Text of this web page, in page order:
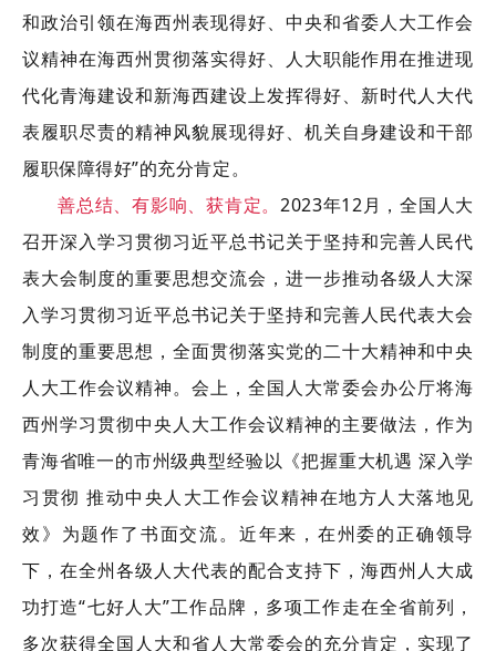
和政治引领在海西州表现得好、中央和省委人大工作会
议精神在海西州贯彻落实得好、人大职能作用在推进现
代化青海建设和新海西建设上发挥得好、新时代人大代
表履职尽责的精神风貌展现得好、机关自身建设和干部
履职保障得好”的充分肯定。
善总结、有影响、获肯定。2023年12月，全国人大
召开深入学习贯彻习近平总书记关于坚持和完善人民代
表大会制度的重要思想交流会，进一步推动各级人大深
入学习贯彻习近平总书记关于坚持和完善人民代表大会
制度的重要思想，全面贯彻落实党的二十大精神和中央
人大工作会议精神。会上，全国人大常委会办公厅将海
西州学习贯彻中央人大工作会议精神的主要做法，作为
青海省唯一的市州级典型经验以《把握重大机遇 深入学
习贯彻 推动中央人大工作会议精神在地方人大落地见
效》为题作了书面交流。近年来，在州委的正确领导
下，在全州各级人大代表的配合支持下，海西州人大成
功打造“七好人大”工作品牌，多项工作走在全省前列，
多次获得全国人大和省人大常委会的充分肯定，实现了